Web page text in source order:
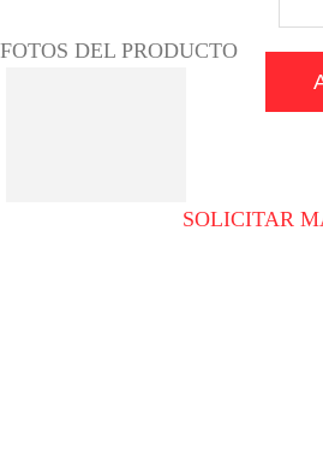
FOTOS DEL PRODUCTO
SOLICITAR